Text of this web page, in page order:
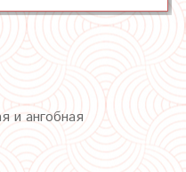
и ангобная